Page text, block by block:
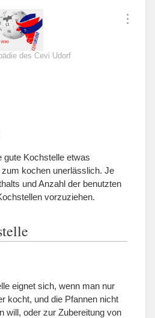
des Cevi Udorf
gute Kochstelle etwas
kochen unerlässlich. Je
und Anzahl der benutzten
vorzuziehen.
eignet sich, wenn man nur
kocht, und die Pfannen nicht
will, oder zur Zubereitung von